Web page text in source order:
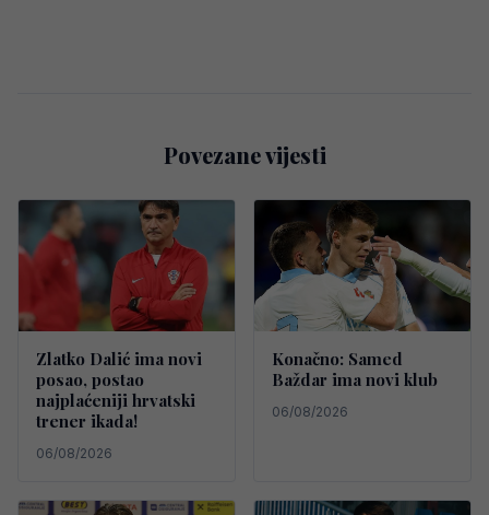
Povezane vijesti
Zlatko Dalić ima novi
posao, postao
najplaćeniji hrvatski
trener ikada!
06/08/2026
Konačno: Samed
Baždar ima novi klub
06/08/2026